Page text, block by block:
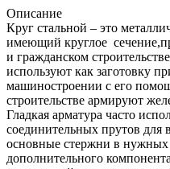
Описание
Круг стальной – это
имеющий круглое
и гражданском
используют как заготовку
машиностроении с его
строительстве армируют
Гладкая арматура часто
соединительных прутов для
основные стержни в нужных
дополнительного